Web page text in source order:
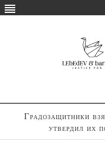
Градозащитники
утвердил их